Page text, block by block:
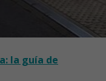
la guía de